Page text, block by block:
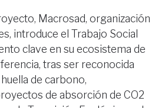
Macrosad, organización
introduce el Trabajo Social
clave en su ecosistema de
tras ser reconocida
de carbono,
de absorción de CO2